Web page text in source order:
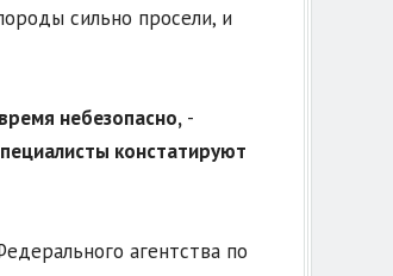
сильно просели, и
небезопасно,-
констатируют
агентства по